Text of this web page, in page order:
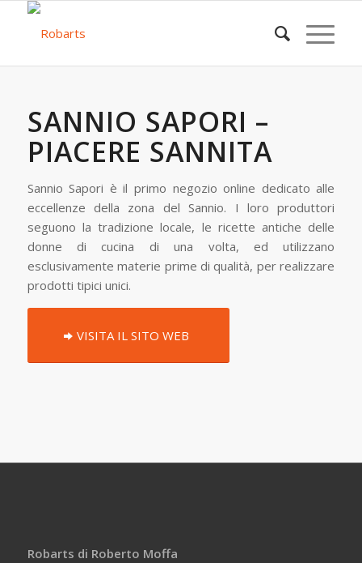
SANNIO SAPORI –
PIACERE SANNITA
Sannio Sapori è il primo negozio online dedicato alle
eccellenze della zona del Sannio. I loro produttori
seguono la tradizione locale, le ricette antiche delle
donne di cucina di una volta, ed utilizzano
esclusivamente materie prime di qualità, per realizzare
prodotti tipici unici.
VISITA IL SITO WEB
Robarts di Roberto Moffa